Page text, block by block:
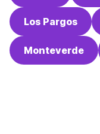
Los Pargos
Monteverde